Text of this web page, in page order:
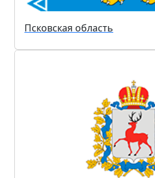
Псковская область